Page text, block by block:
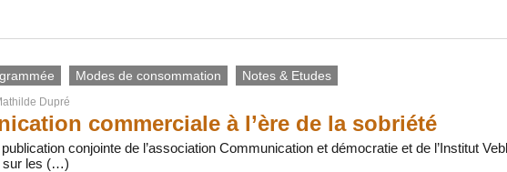
Modes de consommation Notes & Etudes
Dupré
commerciale à l’ère de la sobriété
conjointe de l’association Communication et démocratie et de l’Institut
sur les (…)